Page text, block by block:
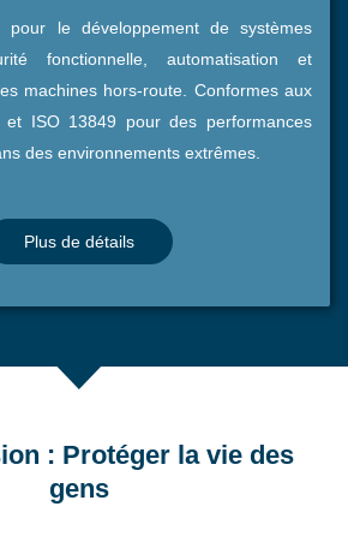
pour le développement de systèmes
fonctionnelle, automatisation et
machines hors-route. Conformes aux
et ISO 13849 pour des performances
des environnements extrêmes.
Plus de détails
: Protéger la vie des
gens